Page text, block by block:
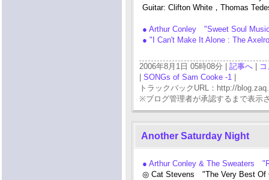
Guitar: Clifton White，Thomas
● Arthur Conley "Sweet Soul
● "I Can't Make It Alone : The
2006年8月1日 05時08分 | 記事へ
SONGs of Sam Cooke -1
トラックバックURL：http://
※ブログ管理者が承認するまで表示
Another Saturday Night
● Arthur Conley & The Sweaters
◎ Cat Stevens "The Very Best Of